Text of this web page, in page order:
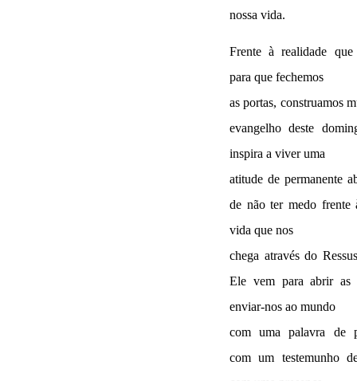
nossa vida.
Frente à realidade que
para que fechemos
as portas, construamos
evangelho deste
inspira a viver uma
atitude de permanente
de não ter medo frente
vida que nos
chega através do
Ele vem para abrir as
enviar-nos ao mundo
com uma palavra de
com um testemunho